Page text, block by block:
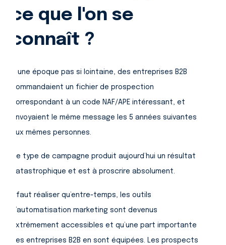
ce que l'on se
connaît ?
A une époque pas si lointaine, des entreprises B2B
commandaient un fichier de prospection
correspondant à un code NAF/APE intéressant, et
envoyaient le même message les 5 années suivantes
aux mêmes personnes.
Ce type de campagne produit aujourd’hui un résultat
catastrophique et est à proscrire absolument.
Il faut réaliser qu’entre-temps, les outils
d’automatisation marketing sont devenus
extrêmement accessibles et qu’une part importante
des entreprises B2B en sont équipées. Les prospects